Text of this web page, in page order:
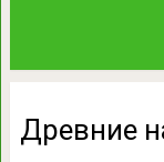
Древние